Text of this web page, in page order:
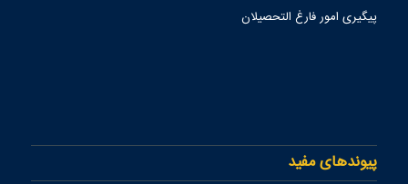
پیگیری امور فارغ التحصیلان
پیوندهای مفید